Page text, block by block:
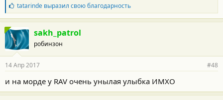
Б
л
а
г
о
д
а
н
с
т
tatarindeвыразил свою благодарность
sakh_patrol
робинзон
14 Апр 2017 #48
и на морде у RAV очень унылая улыбка ИМХО